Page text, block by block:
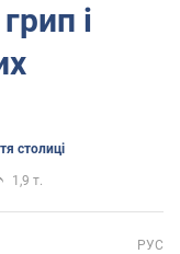
і
столиці
1,9 т.
РУС